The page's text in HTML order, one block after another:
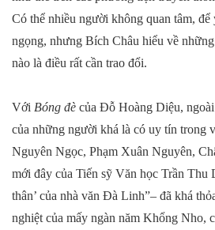
Có thể nhiều người không quan tâm,
ngọng, nhưng Bích Châu hiểu về
nào là điều rất cần trao đổi.
Với Bóng đè của Đỗ Hoàng Diệu,
của những người khá là có uy tín trong
Nguyên Ngọc, Phạm Xuân Nguyên,
mới đây của Tiến sỹ Văn học Trần Thu
thân’ của nhà văn Đà Linh”– đã khá
nghiệt của mấy ngàn năm Khổng Nho,